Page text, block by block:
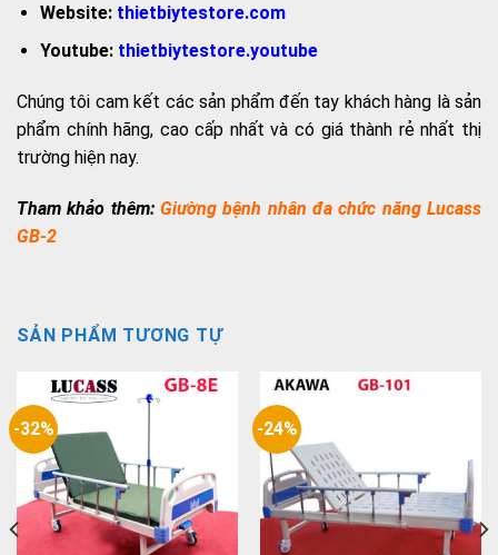
Website: thietbiytestore.com
Youtube:thietbiytestore.youtube
Chúng tôi cam kết các sản phẩm đến tay khách hàng là sản
phẩm chính hãng, cao cấp nhất và có giá thành rẻ nhất thị
trường hiện nay.
Tham khảo thêm: Giường bệnh nhân đa chức năng Lucass
GB-2
SẢN PHẨM TƯƠNG TỰ
-32% -24%